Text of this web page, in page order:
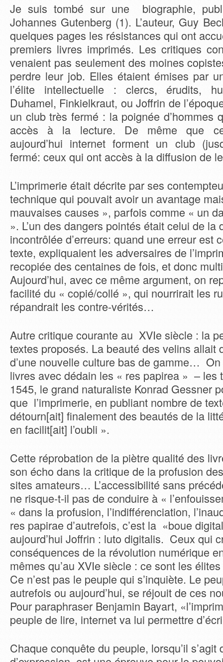
Je suis tombé sur une biographie,
Johannes Gutenberg (1). L’auteur, Guy
quelques pages les résistances qui ont
premiers livres imprimés. Les critiques
venaient pas seulement des moines
perdre leur job. Elles étaient émises par
l’élite intellectuelle : clercs, érudits,
Duhamel, Finkielkraut, ou Joffrin de
un club très fermé : la poignée d’hommes
accès à la lecture. De même que
aujourd’hui internet forment un club
fermé: ceux qui ont accès à la diffusion de
L’imprimerie était décrite par ses
technique qui pouvait avoir un avantage
mauvaises causes », parfois comme « un
». L’un des dangers pointés était celui de la
incontrôlée d’erreurs: quand une erreur est
texte, expliquaient les adversaires de
recopiée des centaines de fois, et donc
Aujourd’hui, avec ce même argument, on
facilité du « copié/collé », qui nourrirait les
répandrait les contre-vérités…
Autre critique courante au XVIe siècle : la
textes proposés. La beauté des velins allait
d’une nouvelle culture bas de gamme…
livres avec dédain les « res papirea » – les
1545, le grand naturaliste Konrad Gessner
que l’imprimerie, en publiant nombre de
détourn[ait] finalement des beautés de la
en facilit[ait] l’oubli ».
Cette réprobation de la piètre qualité des
son écho dans la critique de la profusion
sites amateurs… L’accessibilité sans
ne risque-t-il pas de conduire à «
« dans la profusion, l’indifférenciation,
res papirae d’autrefois, c’est la «boue
aujourd’hui Joffrin : luto digitalis. Ceux qui
conséquences de la révolution numérique
mêmes qu’au XVIe siècle : ce sont les
Ce n’est pas le peuple qui s’inquiète. Le
autrefois ou aujourd’hui, se réjouit de ces
Pour paraphraser Benjamin Bayart,
peuple de lire, internet va lui permettre
Chaque conquête du peuple, lorsqu’il s’agit